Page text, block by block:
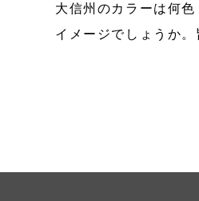
大信州のカラーは何
イメージでしょうか